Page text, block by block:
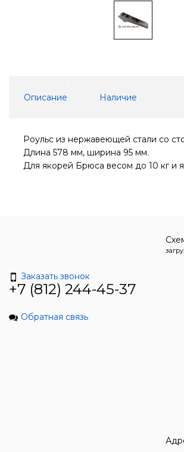
Описание Наличие
Роульс из нержавеющей стали со
Длина 578 мм, ширина 95 мм.
Для якорей Брюса весом до 10 кг и
Заказать звонок
+7 (812) 244-45-37
Обратная связь